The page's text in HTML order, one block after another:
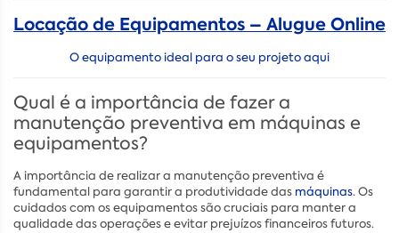
Locação de Equipamentos – Alugue Online
O equipamento ideal para o seu projeto aqui
Qual é a importância de fazer a
manutenção preventiva em máquinas e
equipamentos?
A importância de realizar a manutenção preventiva é
fundamental para garantir a produtividade das máquinas. Os
cuidados com os equipamentos são cruciais para manter a
qualidade das operações e evitar prejuízos financeiros futuros.